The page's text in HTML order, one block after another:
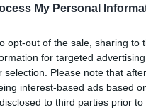
My Personal
opt-out of the sale, sharing
for targeted
selection. Please note that
interest-based ads based
to third parties prior